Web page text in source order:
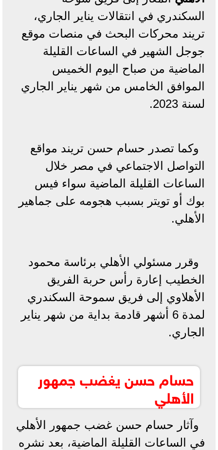
السكندري في انتقالات يناير الجاري،
تريند محركات البحث في منصات موقع
جوجل الشهير في الساعات القليلة
الماضية من صباح اليوم الخميس
الموافق الخامس من شهر يناير الجاري
لسنة 2023.
وكما تصدر حسام حسن تريند مواقع
التواصل الاجتماعي في مصر خلال
الساعات القليلة الماضية سواء فيس
بوك أو تويتر بسبب هجومه على جماهير
الأهلي.
وقرر مسئولي الأهلي برئاسة محمود
الخطيب إعارة رأس حربة الفريق
الأهلاوي إلى فريق سموحة السكندري
لمدة 6 أشهر قادمة بداية من شهر يناير
الجاري.
حسام حسن يغضب جمهور
الأهلي
وآثار حسام حسن غضب جمهور الأهلي
في الساعات القليلة الماضية، بعد نشره